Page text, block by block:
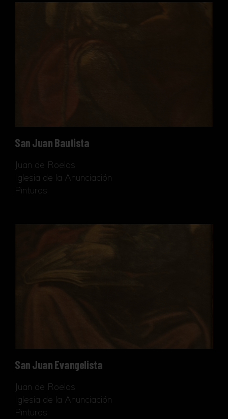
San Juan Bautista
Juan de Roelas
Iglesia de la Anunciación
Pinturas
San Juan Evangelista
San Juan Evangelista
Juan de Roelas
Iglesia de la Anunciación
Pinturas